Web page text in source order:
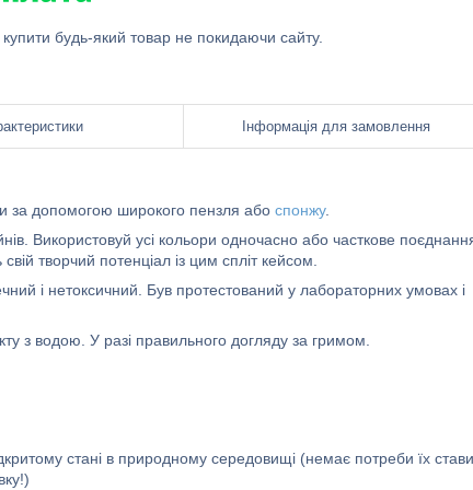
будь-який товар не покидаючи сайту.
Інформація для замовлення
за допомогою широкого пензля або спонжу.
Використовуй усі кольори одночасно або часткове
творчий потенціал із цим спліт кейсом.
і нетоксичний. Був протестований у лабораторних умовах і
з водою. У разі правильного догляду за гримом.
стані в природному середовищі (немає потреби їх